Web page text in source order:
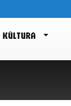
KÙLTURA